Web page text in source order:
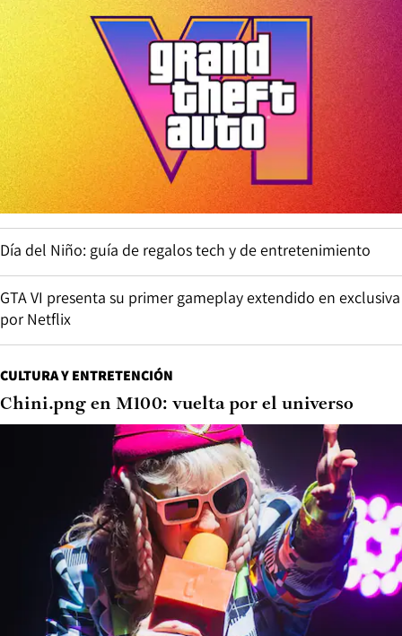
Día del Niño: guía de regalos tech y de entretenimiento
GTA VI presenta su primer gameplay extendido en exclusiva
por Netflix
CULTURA Y ENTRETENCIÓN
Chini.png en M100: vuelta por el universo